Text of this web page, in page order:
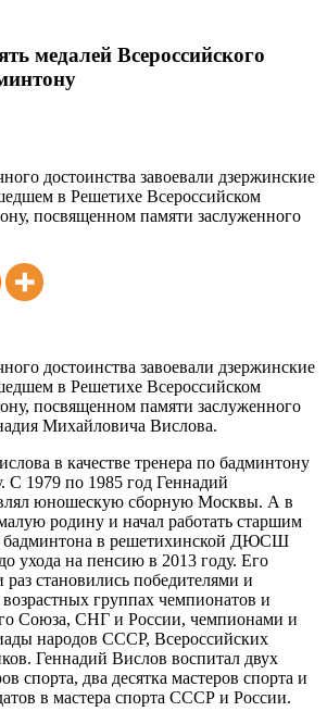
медалей Всероссийского
достоинства завоевали дзержинские
в Решетихе Всероссийском
посвященном памяти заслуженного
достоинства завоевали дзержинские
в Решетихе Всероссийском
посвященном памяти заслуженного
Михайловича Вислова.
в качестве тренера по бадминтону
С 1979 по 1985 год Геннадий
юношескую сборную Москвы. А в
родину и начал работать старшим
бадминтона в решетихинской ДЮСШ
ухода на пенсию в 2013 году. Его
становились победителями и
группах чемпионатов и
Союза, СНГ и России, чемпионами и
народов СССР, Всероссийских
Геннадий Вислов воспитал двух
спорта, два десятка мастеров спорта и
в мастера спорта СССР и России.